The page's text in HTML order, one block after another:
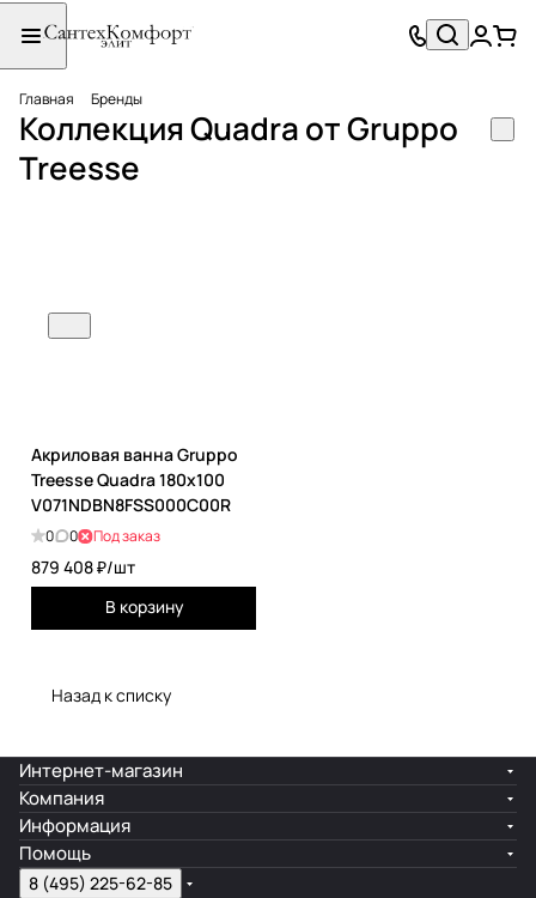
Главная Бренды
Коллекция Quadra от Gruppo
Treesse
Акриловая ванна Gruppo
Treesse Quadra 180x100
V071NDBN8FSS000C00R
0 0 Под заказ
879 408 ₽/шт
В корзину
Назад к списку
Интернет-магазин
Компания
Информация
Помощь
8 (495) 225-62-85